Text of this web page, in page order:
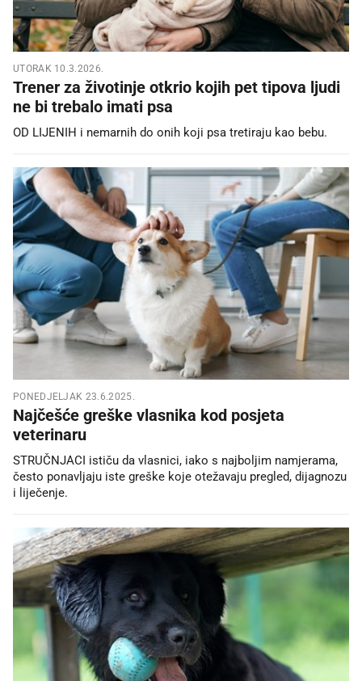
UTORAK 10.3.2026.
Trener za životinje otkrio kojih pet tipova ljudi
ne bi trebalo imati psa
OD LIJENIH i nemarnih do onih koji psa tretiraju kao bebu.
PONEDJELJAK 23.6.2025.
Najčešće greške vlasnika kod posjeta
veterinaru
STRUČNJACI ističu da vlasnici, iako s najboljim namjerama,
često ponavljaju iste greške koje otežavaju pregled, dijagnozu
i liječenje.